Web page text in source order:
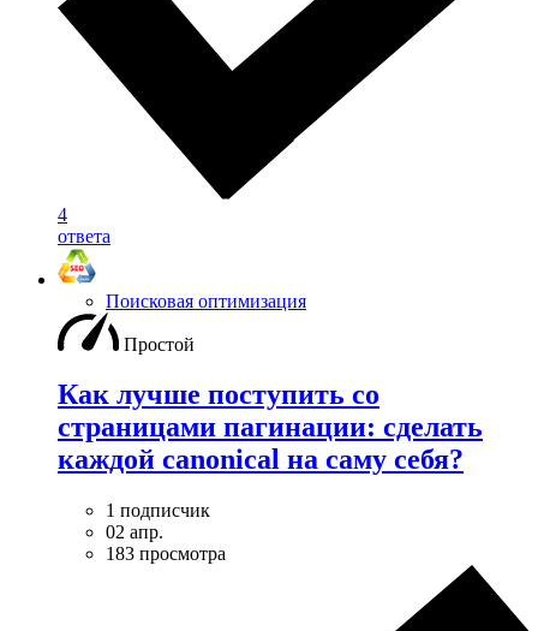
4
ответа
Поисковая оптимизация
Простой
Как лучше поступить со
страницами пагинации: сделать
каждой canonical на саму себя?
1 подписчик
02 апр.
183 просмотра